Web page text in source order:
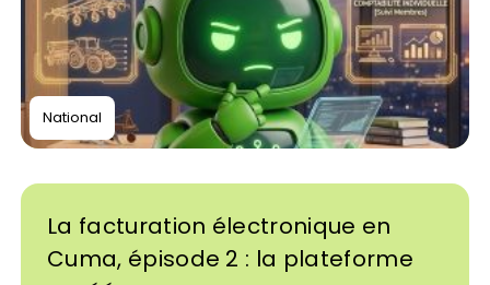
National
La facturation électronique en
Cuma, épisode 2 : la plateforme